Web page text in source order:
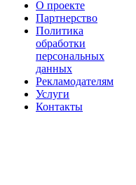
О проекте
Партнерство
Политика
обработки
персональных
данных
Рекламодателям
Услуги
Контакты